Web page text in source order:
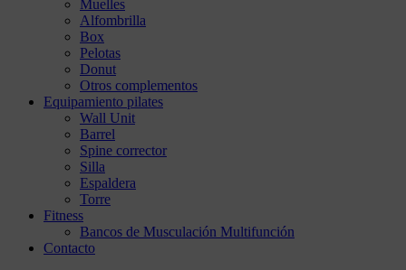
Muelles
Alfombrilla
Box
Pelotas
Donut
Otros complementos
Equipamiento pilates
Wall Unit
Barrel
Spine corrector
Silla
Espaldera
Torre
Fitness
Bancos de Musculación Multifunción
Contacto